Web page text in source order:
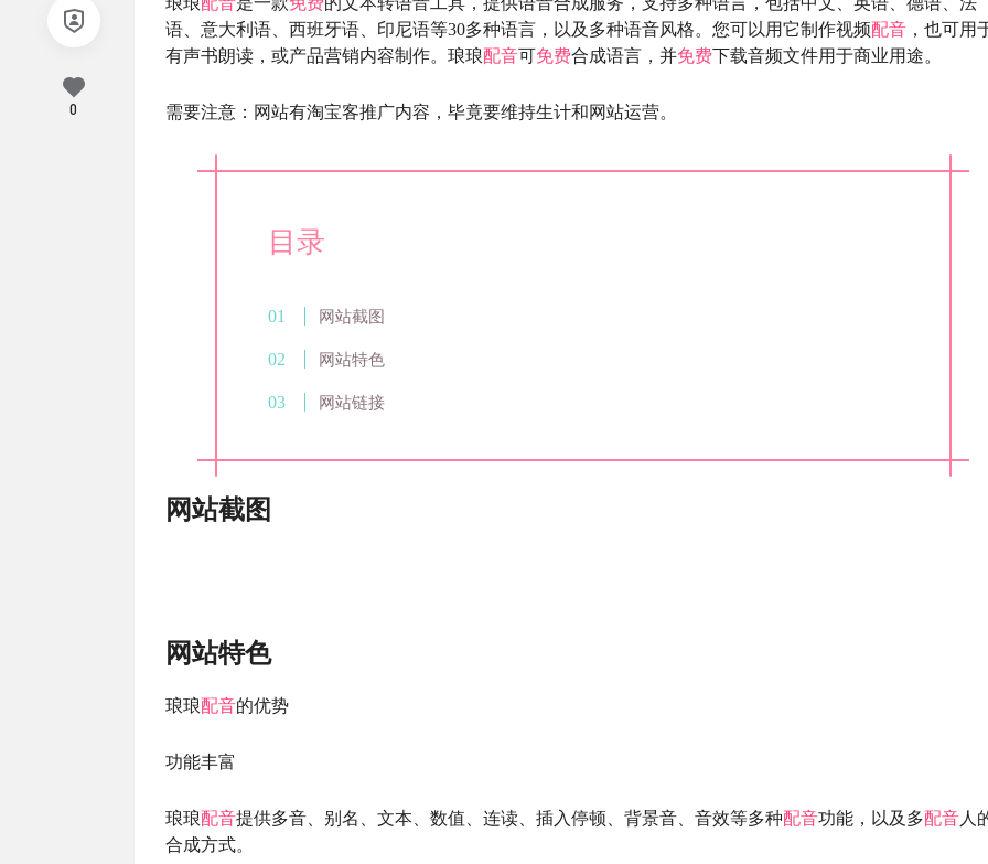
语、意大利语、西班牙语、印尼语等30多种语言，以及多种语音风格。您可以用它制作视频配音 ，也可用
有声书朗读，或产品营销内容制作。琅琅配音可免费合成语言，并免费下载音频文件用于商业用途。
需要注意：网站有淘宝客推广内容，毕竟要维持生计和网站运营。
目录
网站截图
网站特色
网站链接
网站截图
网站特色
琅琅配音的优势
功能丰富
琅琅配音提供多音、别名、文本、数值、连读、插入停顿、背景音、音效等多种配音功能，以及多配音人
合成方式。
0